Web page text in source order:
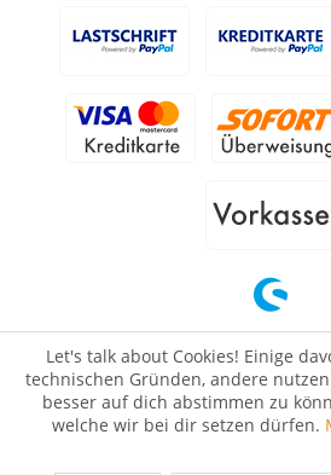
Let's talk about Cookies! Einige
technischen Gründen, andere
besser auf dich abstimmen zu
welche wir bei dir setzen dürfen.